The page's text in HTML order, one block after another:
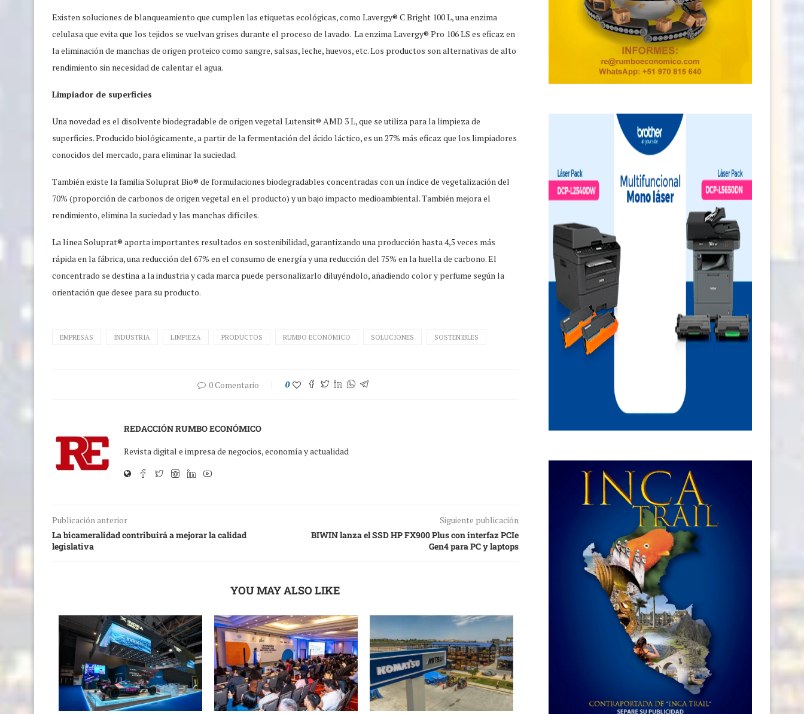
Existen soluciones de blanqueamiento que cumplen las etiquetas ecológicas, como Lavergy® C Bright 100 L, una enzima
celulasa que evita que los tejidos se vuelvan grises durante el proceso de lavado. La enzima Lavergy® Pro 106 LS es eficaz en
la eliminación de manchas de origen proteico como sangre, salsas, leche, huevos, etc. Los productos son alternativas de alto
rendimiento sin necesidad de calentar el agua.
Limpiador de superficies
Una novedad es el disolvente biodegradable de origen vegetal Lutensit® AMD 3 L, que se utiliza para la limpieza de
superficies. Producido biológicamente, a partir de la fermentación del ácido láctico, es un 27% más eficaz que los limpiadores
conocidos del mercado, para eliminar la suciedad.
También existe la familia Soluprat Bio® de formulaciones biodegradables concentradas con un índice de vegetalización del
70% (proporción de carbonos de origen vegetal en el producto) y un bajo impacto medioambiental. También mejora el
rendimiento, elimina la suciedad y las manchas difíciles.
La línea Soluprat® aporta importantes resultados en sostenibilidad, garantizando una producción hasta 4,5 veces más
rápida en la fábrica, una reducción del 67% en el consumo de energía y una reducción del 75% en la huella de carbono. El
concentrado se destina a la industria y cada marca puede personalizarlo diluyéndolo, añadiendo color y perfume según la
orientación que desee para su producto.
EMPRESAS INDUSTRIA LIMPIEZA PRODUCTOS RUMBO ECONÓMICO SOLUCIONES SOSTENIBLES
0 Comentario 0
REDACCIÓN RUMBO ECONÓMICO
Revista digital e impresa de negocios, economía y actualidad
Publicación anterior
La bicameralidad contribuirá a mejorar la calidad
legislativa
Siguiente publicación
BIWIN lanza el SSD HP FX900 Plus con interfaz PCIe
Gen4 para PC y laptops
YOU MAY ALSO LIKE